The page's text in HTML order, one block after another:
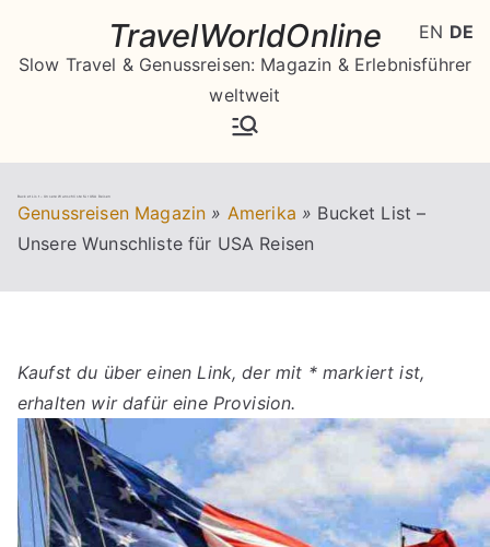
springen
TravelWorldOnline
Slow Travel & Genussreisen: Magazin & Erlebnisführer
weltweit
Bucket List – Unsere Wunschliste für USA Reisen
Genussreisen Magazin » Amerika » Bucket List –
Unsere Wunschliste für USA Reisen
Kaufst du über einen Link, der mit * markiert ist,
erhalten wir dafür eine Provision.
EN DE